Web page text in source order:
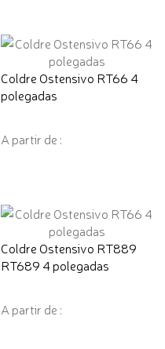
Coldre Ostensivo RT66 4
polegadas
A partir de :
Coldre Ostensivo RT889
RT689 4 polegadas
A partir de :